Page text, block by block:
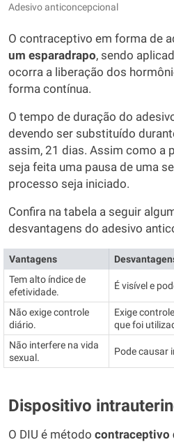
Adesivo anticoncepcional
O contraceptivo em forma de
um esparadrapo, sendo
ocorra a liberação dos
forma contínua.
O tempo de duração do
devendo ser substituído
assim, 21 dias. Assim como a
seja feita uma pausa de uma
processo seja iniciado.
Confira na tabela a seguir
desvantagens do adesivo
Vantagens
Tem alto índice de
efetividade.
É visível e
Não exige controle
diário.
Exige
que foi
Não interfere na vida
sexual.
Pode causar
Dispositivo
O DIU é método contraceptivo